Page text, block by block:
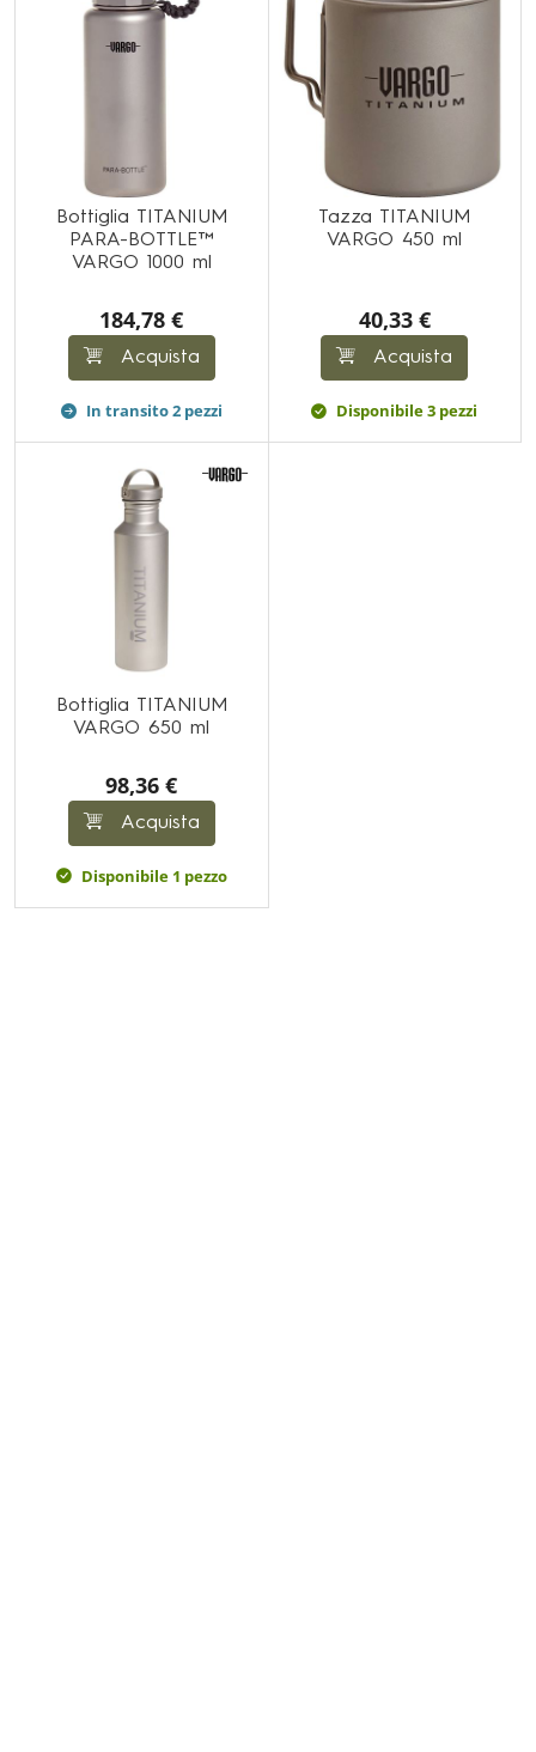
Bottiglia TITANIUM
PARA-BOTTLE™
VARGO 1000 ml
184,78 €
Acquista
In transito 2 pezzi
Tazza TITANIUM
VARGO 450 ml
40,33 €
Acquista
Disponibile 3 pezzi
Bottiglia TITANIUM
VARGO 650 ml
98,36 €
Acquista
Disponibile 1 pezzo